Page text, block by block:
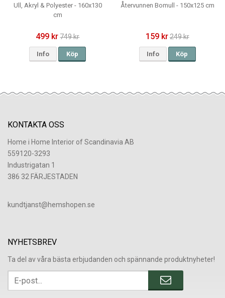
Ull, Akryl & Polyester - 160x130
cm
499 kr 749 kr
Info Köp
Återvunnen Bomull - 150x125 cm
159 kr249 kr
Info Köp
KONTAKTA OSS
Home i Home Interior of Scandinavia AB
559120-3293
Industrigatan 1
386 32 FÄRJESTADEN
​kundtjanst@hemshopen.se
NYHETSBREV
Ta del av våra bästa erbjudanden och spännande produktnyheter!